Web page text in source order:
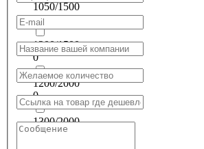
1050/1500
0
1200/1500
0
1200/2000
0
1300/2000
0